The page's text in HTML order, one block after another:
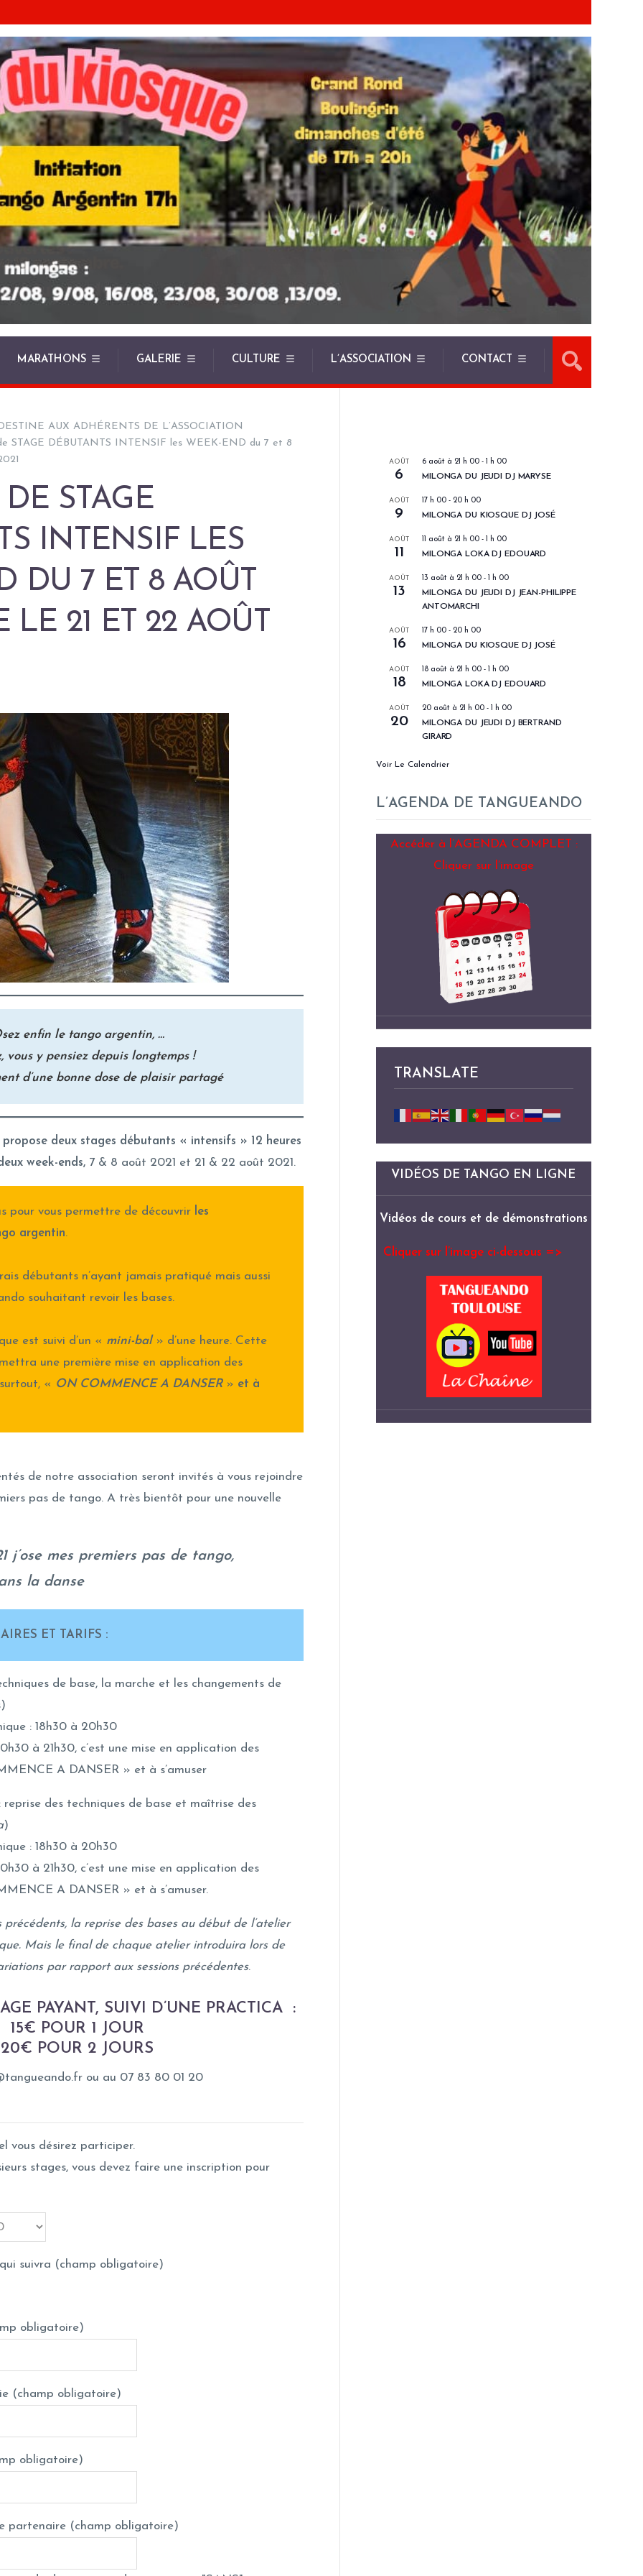
MARATHONS GALERIE CULTURE L’ASSOCIATION CONTACT
AUX ADHÉRENTS DE L’ASSOCIATION
STAGE DÉBUTANTS INTENSIF les WEEK-END du 7 et 8
STAGE
INTENSIF LES
DU 7 ET 8 AOÛT
21 ET 22 AOÛT
enfin le tango argentin, …
vous y pensiez depuis longtemps !
d’une bonne dose de plaisir partagé
propose deux stages débutants « intensifs » 12 heures
week-ends, 7 & 8 août 2021 et 21 & 22 août 2021.
pour vous permettre de découvrir les
argentin.
débutants n’ayant jamais pratiqué mais aussi
souhaitant revoir les bases.
est suivi d’un « mini-bal» d’une heure. Cette
une première mise en application des
« ON COMMENCE A DANSER» et à
de notre association seront invités à vous rejoindre
pas de tango. A très bientôt pour une nouvelle
j’ose mes premiers pas de tango,
la danse
ET TARIFS :
de base, la marche et les changements de
: 18h30 à 20h30
à 21h30, c’est une mise en application des
A DANSER » et à s’amuser
reprise des techniques de base et maîtrise des
)
: 18h30 à 20h30
à 21h30, c’est une mise en application des
A DANSER » et à s’amuser.
précédents, la reprise des bases au début de l’atelier
Mais le final de chaque atelier introduira lors de
par rapport aux sessions précédentes.
PAYANT, SUIVI D’UNE PRACTICA :
15€ POUR 1 JOUR
20€ POUR 2 JOURS
ou au 07 83 80 01 20
vous désirez participer.
stages, vous devez faire une inscription pour
suivra (champ obligatoire)
obligatoire)
(champ obligatoire)
obligatoire)
partenaire (champ obligatoire)
AOÛT
6
6 août à 21 h 00 - 1 h 00
MILONGA DU JEUDI DJ MARYSE
AOÛT
9
17 h 00 - 20 h 00
MILONGA DU KIOSQUE DJ JOSÉ
AOÛT
11
11 août à 21 h 00 - 1 h 00
MILONGA LOKA DJ EDOUARD
AOÛT
13
13 août à 21 h 00 - 1 h 00
MILONGA DU JEUDI DJ JEAN-PHILIPPE
ANTOMARCHI
AOÛT
16
17 h 00 - 20 h 00
MILONGA DU KIOSQUE DJ JOSÉ
AOÛT
18
18 août à 21 h 00 - 1 h 00
MILONGA LOKA DJ EDOUARD
AOÛT
20
20 août à 21 h 00 - 1 h 00
MILONGA DU JEUDI DJ BERTRAND
GIRARD
Voir Le Calendrier
L’AGENDA DE TANGUEANDO
Accéder à l’AGENDA COMPLET :
Cliquer sur l’image
TRANSLATE
VIDÉOS DE TANGO EN LIGNE
Vidéos de cours et de démonstrations
Cliquer sur l’image ci-dessous =>